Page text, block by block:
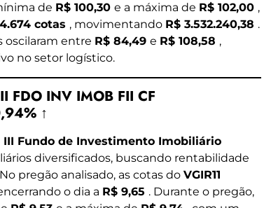
de R$ 100,30 e a máxima de R$ 102,00 ,
cotas , movimentando R$ 3.532.240,38 .
oscilaram entre R$ 84,49 e R$ 108,58 ,
no setor logístico.
FDO INV IMOB FII CF
↑
III Fundo de Investimento Imobiliário
diversificados, buscando rentabilidade
pregão analisado, as cotas do VGIR11
o dia a R$ 9,65 . Durante o pregão,